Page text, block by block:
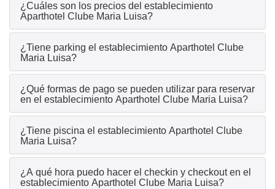
¿Cuáles son los precios del establecimiento
Aparthotel Clube Maria Luisa?
¿Tiene parking el establecimiento Aparthotel Clube
Maria Luisa?
¿Qué formas de pago se pueden utilizar para reservar
en el establecimiento Aparthotel Clube Maria Luisa?
¿Tiene piscina el establecimiento Aparthotel Clube
Maria Luisa?
¿A qué hora puedo hacer el checkin y checkout en el
establecimiento Aparthotel Clube Maria Luisa?